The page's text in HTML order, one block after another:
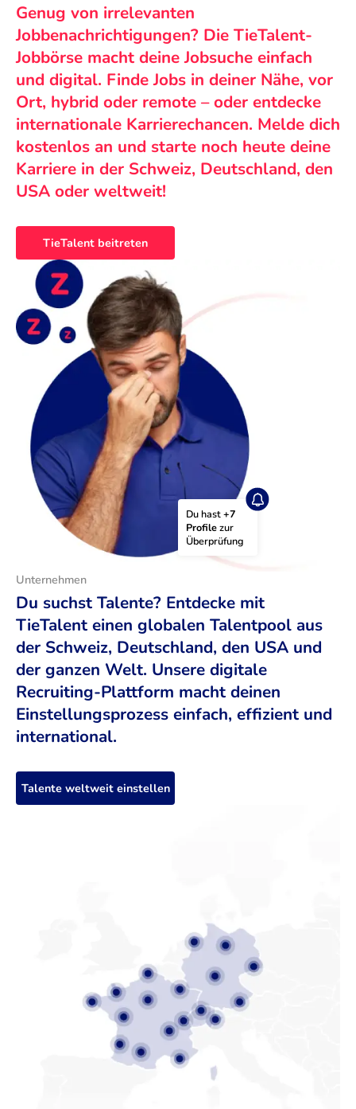
Genug von irrelevanten
Jobbenachrichtigungen? Die TieTalent-
Jobbörse macht deine Jobsuche einfach
und digital. Finde Jobs in deiner Nähe, vor
Ort, hybrid oder remote – oder entdecke
internationale Karrierechancen. Melde dich
kostenlos an und starte noch heute deine
Karriere in der Schweiz, Deutschland, den
USA oder weltweit!
TieTalent beitreten
Du hast +7
Profile zur
Überprüfung
Unternehmen
Du suchst Talente? Entdecke mit
TieTalent einen globalen Talentpool aus
der Schweiz, Deutschland, den USA und
der ganzen Welt. Unsere digitale
Recruiting-Plattform macht deinen
Einstellungsprozess einfach, effizient und
international.
Talente weltweit einstellen